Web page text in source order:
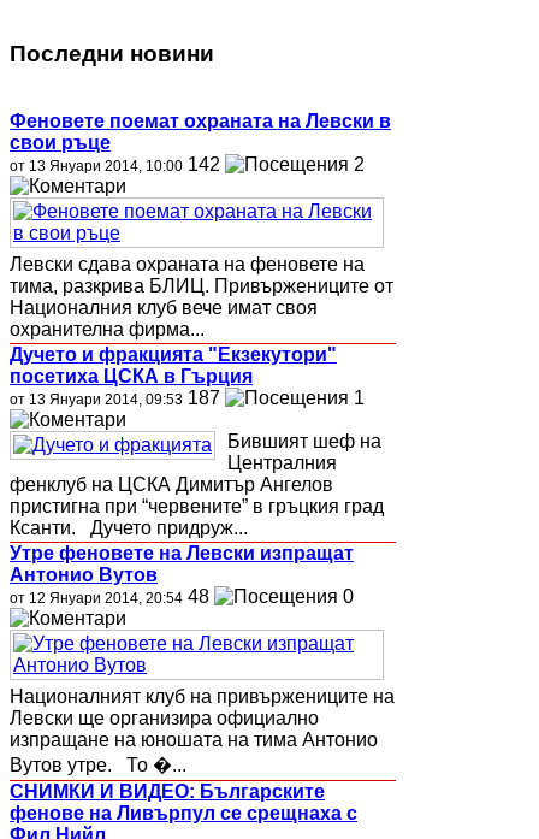
Последни новини
Феновете поемат охраната на Левски в
свои ръце
от 13 Януари 2014, 10:00 142 2
Левски сдава охраната на феновете на
тима, разкрива БЛИЦ. Привържениците от
Националния клуб вече имат своя
охранителна фирма...
Дучето и фракцията "Екзекутори"
посетиха ЦСКА в Гърция
от 13 Януари 2014, 09:53 187 1
Бившият шеф на
Централния
фенклуб на ЦСКА Димитър Ангелов
пристигна при “червените” в гръцкия град
Ксанти. Дучето придруж...
Утре феновете на Левски изпращат
Антонио Вутов
от 12 Януари 2014, 20:54 48 0
Националният клуб на привържениците на
Левски ще организира официално
изпращане на юношата на тима Антонио
Вутов утре. То �...
СНИМКИ И ВИДЕО: Българските
фенове на Ливърпул се срещнаха с